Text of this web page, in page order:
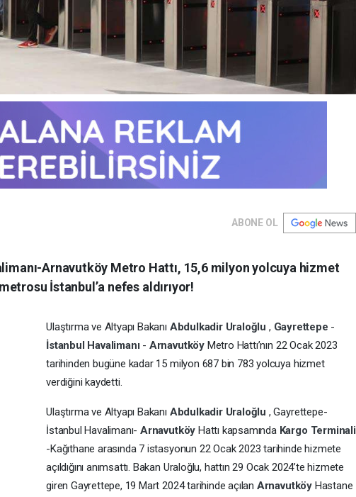
ABONE OL
Arnavutköy Metro Hattı, 15,6 milyon yolcuya hizmet
İstanbul’a nefes aldırıyor!
Ulaştırma ve Altyapı Bakanı Abdulkadir Uraloğlu , Gayrettepe -
İstanbul Havalimanı - Arnavutköy Metro Hattı’nın 22 Ocak 2023
tarihinden bugüne kadar 15 milyon 687 bin 783 yolcuya hizmet
verdiğini kaydetti.
Ulaştırma ve Altyapı Bakanı Abdulkadir Uraloğlu , Gayrettepe-
İstanbul Havalimanı-Arnavutköy Hattı kapsamında Kargo Terminali
-Kağıthane arasında 7 istasyonun 22 Ocak 2023 tarihinde hizmete
açıldığını anımsattı. Bakan Uraloğlu, hattın 29 Ocak 2024’te hizmete
giren Gayrettepe, 19 Mart 2024 tarihinde açılan Arnavutköy Hastane